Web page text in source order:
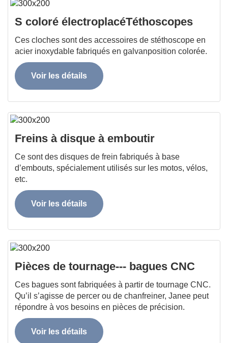
S coloré électroplacéTéthoscopes
Ces cloches sont des accessoires de stéthoscope en
acier inoxydable fabriqués en galvanposition colorée.
Voir les détails
Freins à disque à emboutir
Ce sont des disques de frein fabriqués à base
d’embouts, spécialement utilisés sur les motos, vélos,
etc.
Voir les détails
Pièces de tournage--- bagues CNC
Ces bagues sont fabriquées à partir de tournage CNC.
Qu’il s’agisse de percer ou de chanfreiner, Janee peut
répondre à vos besoins en pièces de précision.
Voir les détails